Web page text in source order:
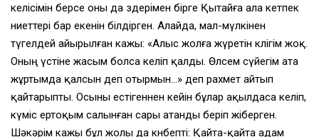
келісімін берсе оны да өздерімен бірге Қытайға ала кетпек
ниеттері бар екенін білдірген. Алайда, мал-мүлкінен
түгелдей айырылған кажы: «Алыс жолға жүретін көлігім жоқ.
Оның үстіне жасым болса келіп қалды. Өлсем сүйегім ата
жұртымда қалсын деп отырмын…» деп рахмет айтып
қайтарыпты. Осыны естігеннен кейін бұлар ақылдаса келіп,
күміс ертоқым салынған сары атанды беріп жіберген.
Шәкәрім кажы бұл жолы да көнбепті: Қайта-қайта адам